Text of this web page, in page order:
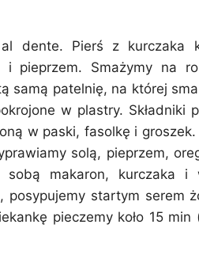
dente. Pierś z kurczaka
pieprzem. Smażymy na
samą patelnię, na której
w plastry. Składniki
w paski, fasolkę i groszek.
solą, pieprzem,
makaron, kurczaka i
posypujemy startym serem
pieczemy koło 15 min